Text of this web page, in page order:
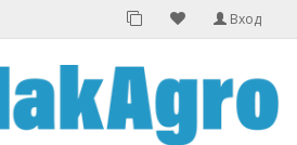
Вход